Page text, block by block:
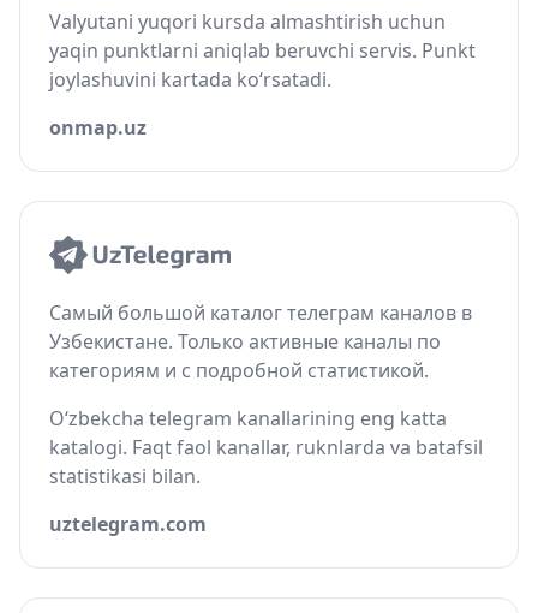
Valyutani yuqori kursda almashtirish uchun
yaqin punktlarni aniqlab beruvchi servis. Punkt
joylashuvini kartada ko‘rsatadi.
onmap.uz
Самый большой каталог телеграм каналов в
Узбекистане. Только активные каналы по
категориям и с подробной статистикой.
O‘zbekcha telegram kanallarining eng katta
katalogi. Faqt faol kanallar, ruknlarda va batafsil
statistikasi bilan.
uztelegram.com